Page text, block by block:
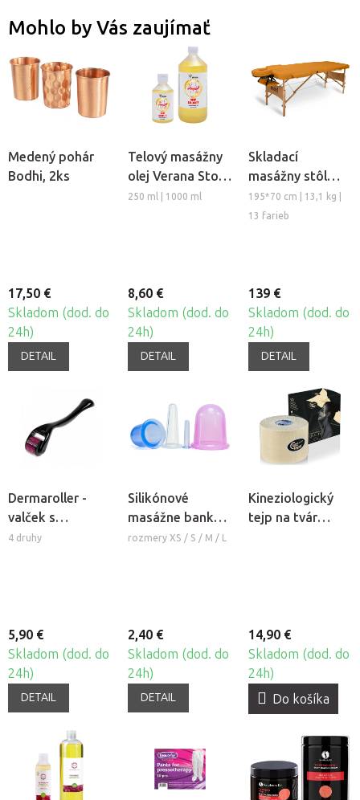
Mohlo by Vás zaujímať
Medený pohár
Bodhi, 2ks
17,50 €
Skladom (dod. do
24h)
DETAIL
Telový masážny
olej Verana Stop
Celulitíde
250 ml | 1000 ml
8,60 €
Skladom (dod. do
24h)
DETAIL
Skladací
masážny stôl
TANDEM Basic-2
195*70 cm | 13,1 kg |
13 farieb
139 €
Skladom (dod. do
24h)
DETAIL
Dermaroller -
valček s
mikroihlami
4 druhy
5,90 €
Skladom (dod. do
24h)
DETAIL
Silikónové
masážne banky
Fabulo Bell
rozmery XS / S / M / L
2,40 €
Skladom (dod. do
24h)
DETAIL
Kineziologický
tejp na tvár
14,90 €
Skladom (dod. do
24h)
Do košíka